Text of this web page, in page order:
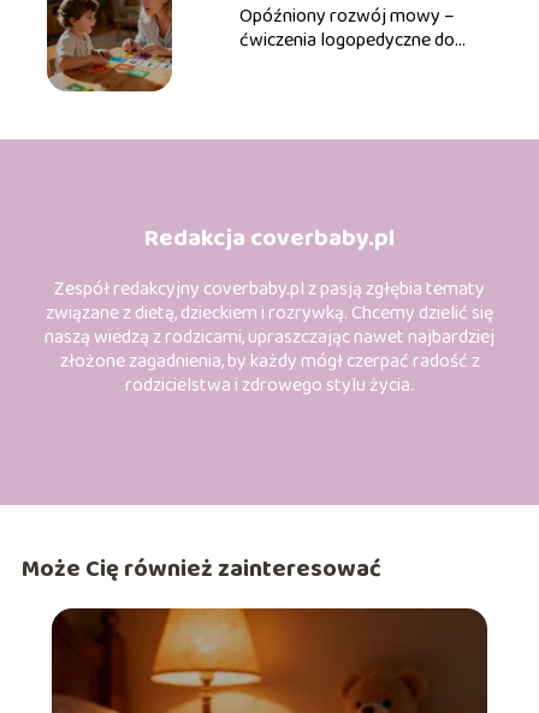
Opóźniony rozwój mowy –
ćwiczenia logopedyczne do
Redakcja coverbaby.pl
Zespół redakcyjny coverbaby.pl z pasją zgłębia tematy
związane z dietą, dzieckiem i rozrywką. Chcemy dzielić się
naszą wiedzą z rodzicami, upraszczając nawet najbardziej
złożone zagadnienia, by każdy mógł czerpać radość z
rodzicielstwa i zdrowego stylu życia.
Może Cię również zainteresować